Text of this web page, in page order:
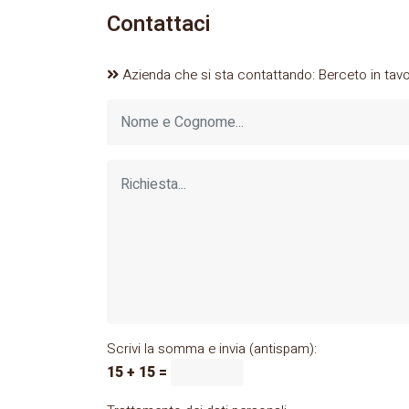
Contattaci
Azienda che si sta contattando: Berceto in
Scrivi la somma e invia (antispam):
15 + 15 =